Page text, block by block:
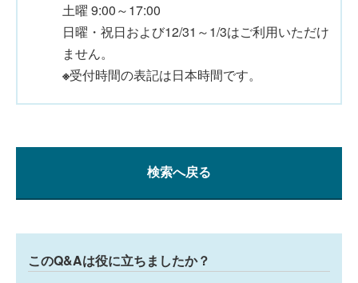
土曜 9:00～17:00
日曜・祝日および12/31～1/3はご利用いただけ
ません。
※受付時間の表記は日本時間です。
検索へ戻る
このQ&Aは役に立ちましたか？